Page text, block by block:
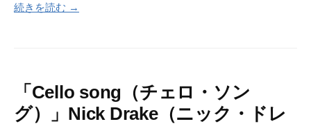
続きを読む →
「Cello song（チェロ・ソン
グ）」Nick Drake（ニック・ドレ